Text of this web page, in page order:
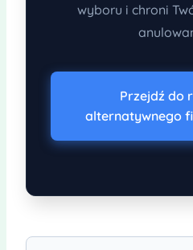
wyboru i chroni
Przejdź do
alternatywnego